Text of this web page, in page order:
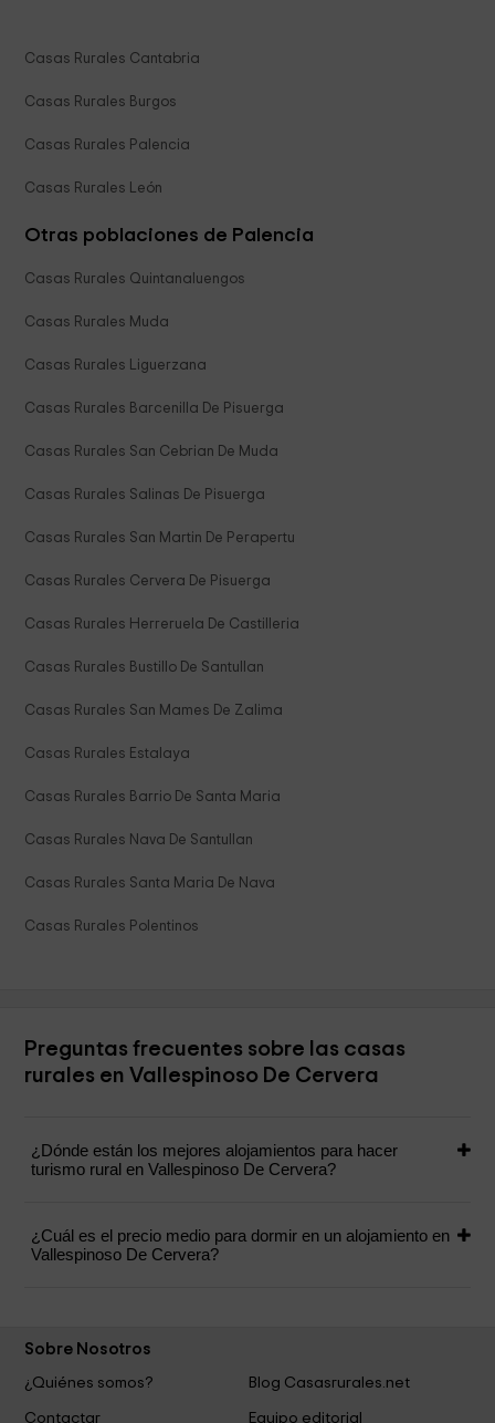
Casas Rurales Cantabria
Casas Rurales Burgos
Casas Rurales Palencia
Casas Rurales León
Otras poblaciones de Palencia
Casas Rurales Quintanaluengos
Casas Rurales Muda
Casas Rurales Liguerzana
Casas Rurales Barcenilla De Pisuerga
Casas Rurales San Cebrian De Muda
Casas Rurales Salinas De Pisuerga
Casas Rurales San Martin De Perapertu
Casas Rurales Cervera De Pisuerga
Casas Rurales Herreruela De Castilleria
Casas Rurales Bustillo De Santullan
Casas Rurales San Mames De Zalima
Casas Rurales Estalaya
Casas Rurales Barrio De Santa Maria
Casas Rurales Nava De Santullan
Casas Rurales Santa Maria De Nava
Casas Rurales Polentinos
Preguntas frecuentes sobre las casas
rurales en Vallespinoso De Cervera
¿Dónde están los mejores alojamientos para hacer
turismo rural en Vallespinoso De Cervera?
¿Cuál es el precio medio para dormir en un alojamiento en
Vallespinoso De Cervera?
Sobre Nosotros
¿Quiénes somos?
Blog Casasrurales.net
Contactar Equipo editorial